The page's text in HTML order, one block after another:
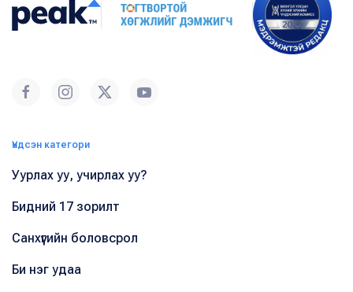
Үндсэн категори
Уурлах уу, учирлах уу?
Бидний 17 зорилт
Санхүүгийн боловсрол
Би нэг удаа